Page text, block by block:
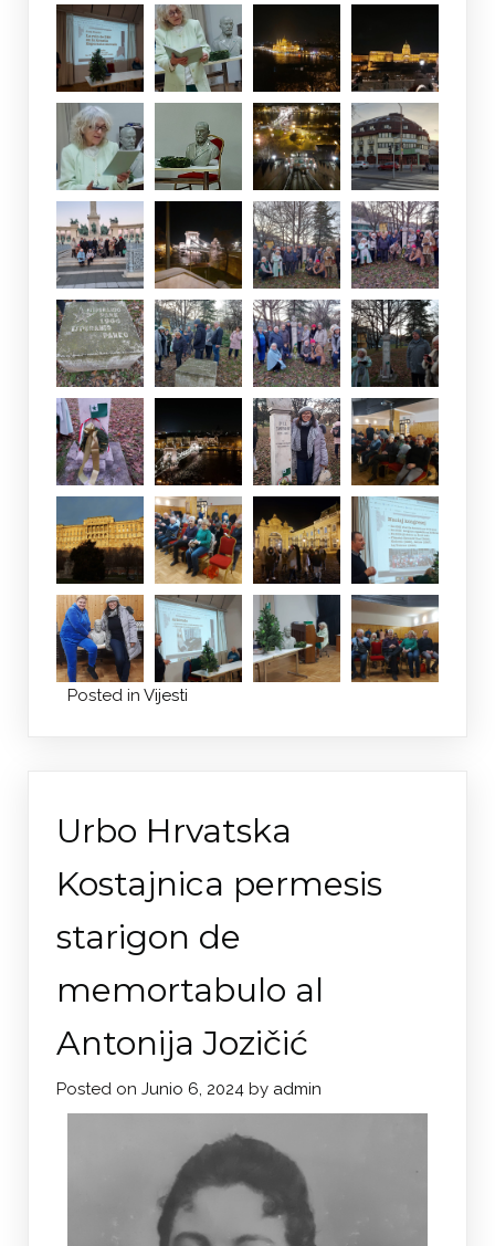
Posted in Vijesti
Urbo Hrvatska
Kostajnica permesis
starigon de
memortabulo al
Antonija Jozičić
Posted on Junio 6, 2024 by admin